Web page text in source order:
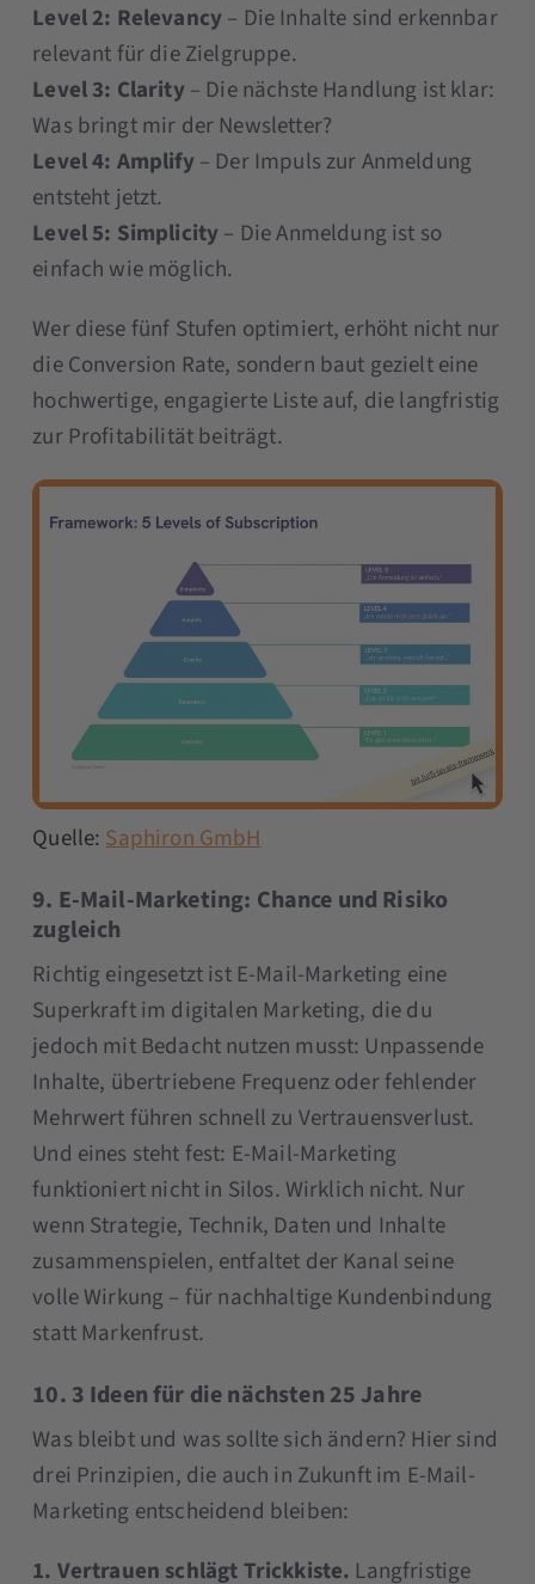
Level 2: Relevancy – Die Inhalte sind erkennbar
relevant für die Zielgruppe.
Level 3: Clarity – Die nächste Handlung ist klar:
Was bringt mir der Newsletter?
Level 4: Amplify – Der Impuls zur Anmeldung
entsteht jetzt.
Level 5: Simplicity – Die Anmeldung ist so
einfach wie möglich.
Wer diese fünf Stufen optimiert, erhöht nicht nur
die Conversion Rate, sondern baut gezielt eine
hochwertige, engagierte Liste auf, die langfristig
zur Profitabilität beiträgt.
Quelle:Saphiron GmbH
9. E-Mail-Marketing: Chance und Risiko
zugleich
Richtig eingesetzt ist E-Mail-Marketing eine
Superkraft im digitalen Marketing, die du
jedoch mit Bedacht nutzen musst: Unpassende
Inhalte, übertriebene Frequenz oder fehlender
Mehrwert führen schnell zu Vertrauensverlust.
Und eines steht fest: E-Mail-Marketing
funktioniert nicht in Silos. Wirklich nicht. Nur
wenn Strategie, Technik, Daten und Inhalte
zusammenspielen, entfaltet der Kanal seine
volle Wirkung – für nachhaltige Kundenbindung
statt Markenfrust.
10. 3 Ideen für die nächsten 25 Jahre
Was bleibt und was sollte sich ändern? Hier sind
drei Prinzipien, die auch in Zukunft im E-Mail-
Marketing entscheidend bleiben:
1. Vertrauen schlägt Trickkiste. Langfristige